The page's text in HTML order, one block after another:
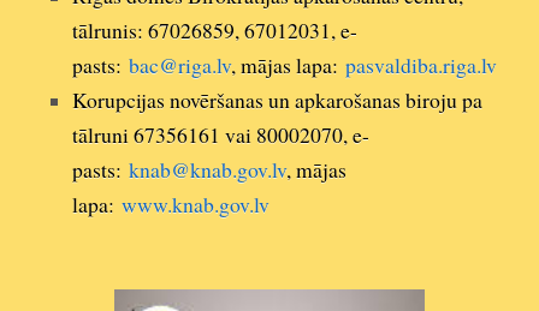
tālrunis: 67026859, 67012031, e-
pasts: bac@riga.lv, mājas lapa: pasvaldiba.riga.lv
Korupcijas novēršanas un apkarošanas biroju pa
tālruni 67356161 vai 80002070, e-
pasts: knab@knab.gov.lv, mājas
lapa: www.knab.gov.lv